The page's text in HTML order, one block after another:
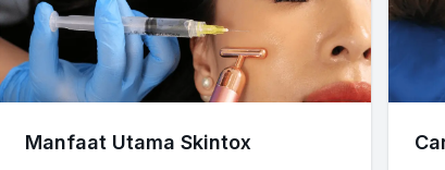
Manfaat Utama Skintox